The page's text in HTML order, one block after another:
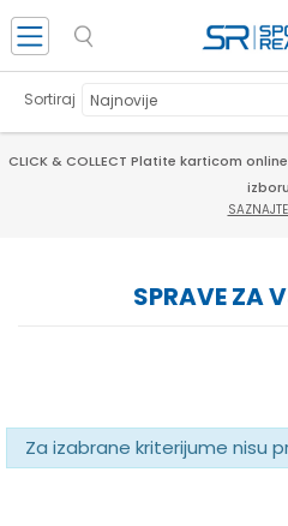
CLICK & COLLECT Platite karticom
izboru
SPRAVE ZA
Sortiraj
Za izabrane kriterijume nisu